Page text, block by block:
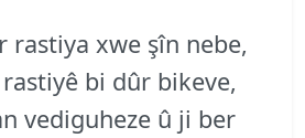
rastiya xwe şîn nebe,
bi dûr bikeve,
vediguheze û ji ber